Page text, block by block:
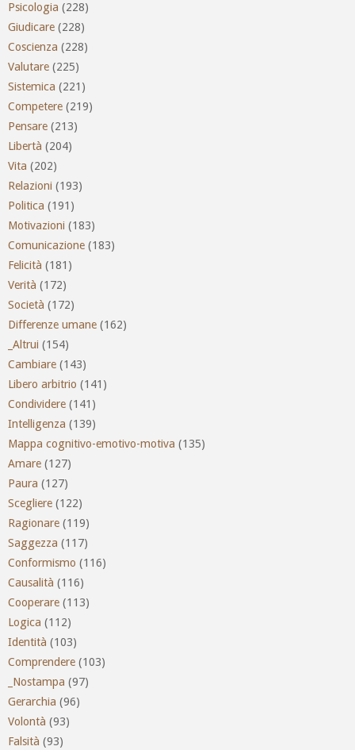
Psicologia (228)
Giudicare (228)
Coscienza (228)
Valutare (225)
Sistemica (221)
Competere (219)
Pensare (213)
Libertà (204)
Vita (202)
Relazioni (193)
Politica (191)
Motivazioni (183)
Comunicazione (183)
Felicità (181)
Verità (172)
Società (172)
Differenze umane (162)
_Altrui (154)
Cambiare (143)
Libero arbitrio (141)
Condividere (141)
Intelligenza (139)
Mappa cognitivo-emotivo-motiva (135)
Amare (127)
Paura (127)
Scegliere (122)
Ragionare (119)
Saggezza (117)
Conformismo (116)
Causalità (116)
Cooperare (113)
Logica (112)
Identità (103)
Comprendere (103)
_Nostampa (97)
Gerarchia (96)
Volontà (93)
Falsità (93)